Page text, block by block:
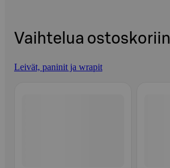
Vaihtelua ostoskoriin
Leivät, paninit ja wrapit